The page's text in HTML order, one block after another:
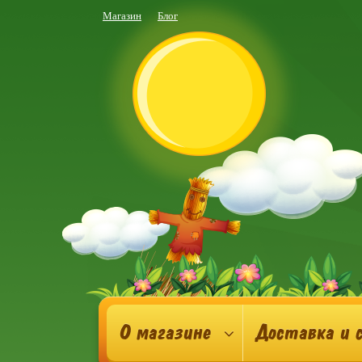
Магазин Блог
О магазине Доставка и